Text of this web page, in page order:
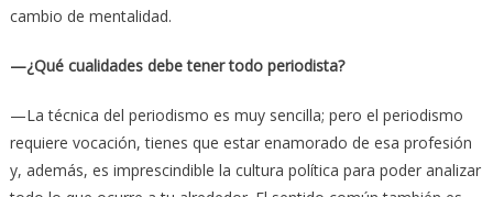
cambio de mentalidad.
—¿Qué cualidades debe tener todo periodista?
—La técnica del periodismo es muy sencilla; pero el periodismo
requiere vocación, tienes que estar enamorado de esa profesión
y, además, es imprescindible la cultura política para poder analizar